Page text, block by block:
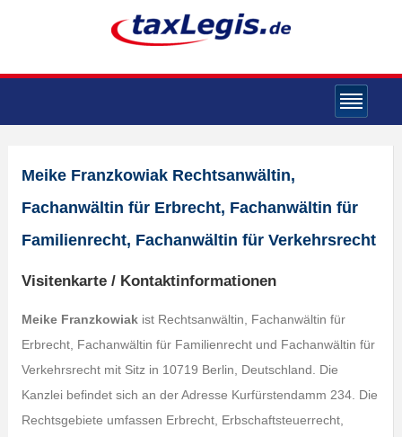
Meike Franzkowiak Rechtsanwältin,
Fachanwältin für Erbrecht, Fachanwältin für
Familienrecht, Fachanwältin für Verkehrsrecht
Visitenkarte / Kontaktinformationen
Meike Franzkowiakist Rechtsanwältin, Fachanwältin für
Erbrecht, Fachanwältin für Familienrecht und Fachanwältin für
Verkehrsrecht mit Sitz in 10719 Berlin, Deutschland. Die
Kanzlei befindet sich an der Adresse Kurfürstendamm 234. Die
Rechtsgebiete umfassen Erbrecht, Erbschaftsteuerrecht,